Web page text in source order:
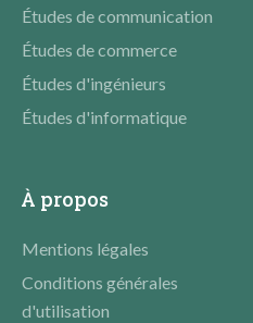
Études de communication
Études de commerce
Études d'ingénieurs
Études d'informatique
À propos
Mentions légales
Conditions générales
d'utilisation